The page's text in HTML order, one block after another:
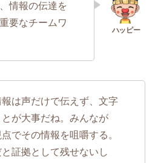
情報の伝達を
要なチームワ
は声だけで伝えず、文字
が大事だね。みんなが
でその情報を咀嚼する。
証拠として残せないし